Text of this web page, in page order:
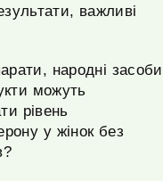
важливі
народні засоби
можуть
рівень
у жінок без